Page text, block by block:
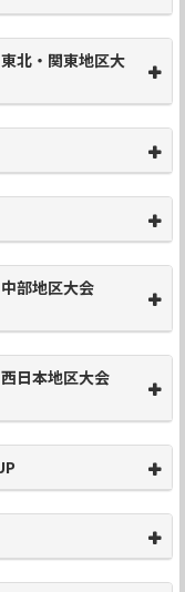
北・関東地区大
部地区大会
日本地区大会